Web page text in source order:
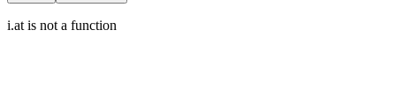
i.at is not a function